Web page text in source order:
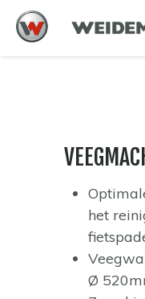
het
Ø